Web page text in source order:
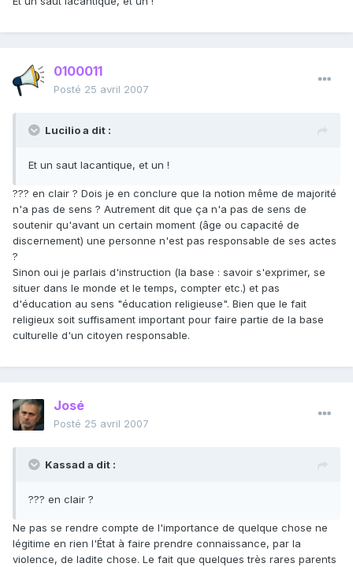
0100011
Posté 25 avril 2007
Lucilio a dit :
Et un saut lacantique, et un !
??? en clair ? Dois je en conclure que la notion même de majorité
n'a pas de sens ? Autrement dit que ça n'a pas de sens de
soutenir qu'avant un certain moment (âge ou capacité de
discernement) une personne n'est pas responsable de ses actes
?
Sinon oui je parlais d'instruction (la base : savoir s'exprimer, se
situer dans le monde et le temps, compter etc.) et pas
d'éducation au sens "éducation religieuse". Bien que le fait
religieux soit suffisament important pour faire partie de la base
culturelle d'un citoyen responsable.
José
Posté 25 avril 2007
Kassad a dit :
??? en clair ?
Ne pas se rendre compte de l'importance de quelque chose ne
légitime en rien l'État à faire prendre connaissance, par la
violence, de ladite chose. Le fait que quelques très rares parents